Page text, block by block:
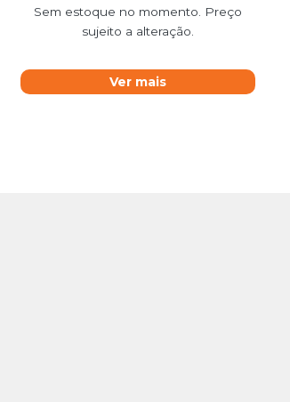
Sem estoque no momento. Preço
sujeito a alteração.
Ver mais